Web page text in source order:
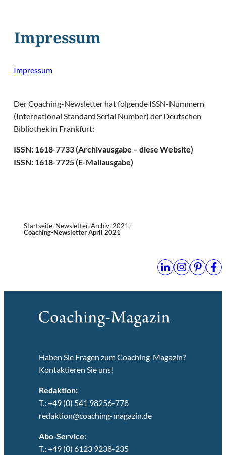
Impressum
Impressum
Der Coaching-Newsletter hat folgende ISSN-Nummern
(International Standard Serial Number) der Deutschen
Bibliothek in Frankfurt:
ISSN: 1618-7733 (Archivausgabe – diese Website)
ISSN: 1618-7725 (E-Mailausgabe)
Startseite Newsletter Archiv 2021
Coaching-Newsletter April 2021
Haben Sie Fragen zum Coaching-Magazin?
Kontaktieren Sie uns!
Redaktion:
T.: +49 (0) 541 98256-778
redaktion@coaching-magazin.de
Abo-Service:
T.: +49 (0) 6123 9238-235